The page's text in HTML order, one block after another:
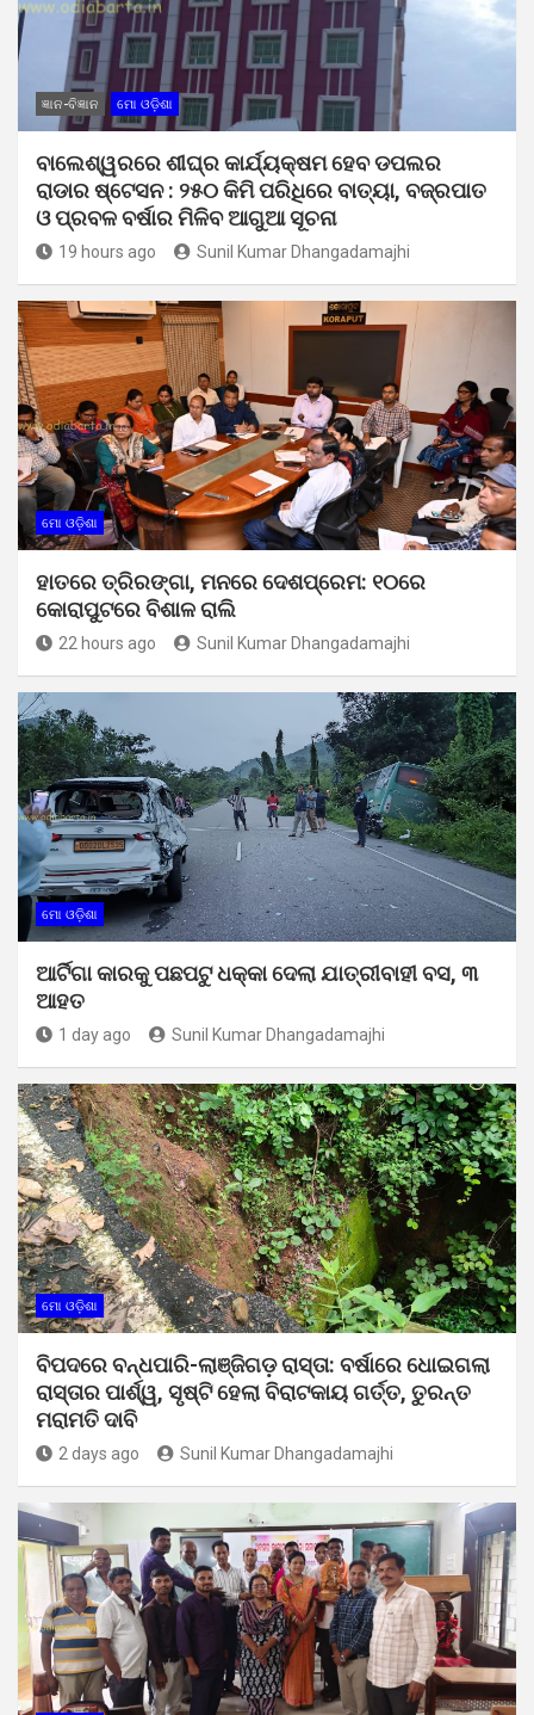
ଜ୍ଞାନ-ବିଜ୍ଞାନ ମୋ ଓଡ଼ିଶା
ବାଲେଶ୍ୱରରେ ଶୀଘ୍ର କାର୍ଯ୍ୟକ୍ଷମ ହେବ ଡପଲର
ରାଡାର ଷ୍ଟେସନ : ୨୫୦ କିମି ପରିଧିରେ ବାତ୍ୟା, ବଜ୍ରପାତ
ଓ ପ୍ରବଳ ବର୍ଷାର ମିଳିବ ଆଗୁଆ ସୂଚନା
19 hours ago Sunil Kumar Dhangadamajhi
ମୋ ଓଡ଼ିଶା
ହାତରେ ତ୍ରିରଙ୍ଗା, ମନରେ ଦେଶପ୍ରେମ: ୧୦ରେ
କୋରାପୁଟରେ ବିଶାଳ ରାଲି
22 hours ago Sunil Kumar Dhangadamajhi
ମୋ ଓଡ଼ିଶା
ଆର୍ଟିଗା କାରକୁ ପଛପଟୁ ଧକ୍କା ଦେଲା ଯାତ୍ରୀବାହୀ ବସ, ୩
ଆହତ
1 day ago Sunil Kumar Dhangadamajhi
ମୋ ଓଡ଼ିଶା
ବିପଦରେ ବନ୍ଧପାରି-ଲାଞ୍ଜିଗଡ଼ ରାସ୍ତା: ବର୍ଷାରେ ଧୋଇଗଲା
ରାସ୍ତାର ପାର୍ଶ୍ୱ, ସୃଷ୍ଟି ହେଲା ବିରାଟକାୟ ଗର୍ତ୍ତ, ତୁରନ୍ତ
ମରାମତି ଦାବି
2 days ago Sunil Kumar Dhangadamajhi